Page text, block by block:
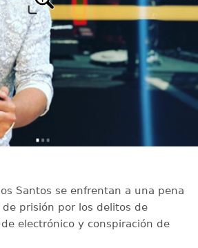
Santos se enfrentan a una pena
prisión por los delitos de
electrónico y conspiración de